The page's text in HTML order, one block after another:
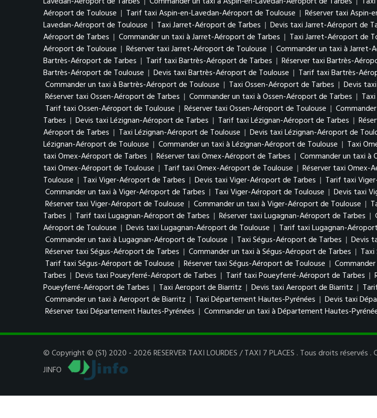
Aéroport de Toulouse | Tarif taxi Aspin-en-Lavedan-Aéroport de Toulouse | Réserver taxi Aspin-
Lavedan-Aéroport de Toulouse | Taxi Jarret-Aéroport de Tarbes | Devis taxi Jarret-Aéroport de
Aéroport de Tarbes | Commander un taxi à Jarret-Aéroport de Tarbes | Taxi Jarret-Aéroport de
Aéroport de Toulouse | Réserver taxi Jarret-Aéroport de Toulouse | Commander un taxi à Jarret-
Bartrès-Aéroport de Tarbes | Tarif taxi Bartrès-Aéroport de Tarbes | Réserver taxi Bartrès-
Bartrès-Aéroport de Toulouse | Devis taxi Bartrès-Aéroport de Toulouse | Tarif taxi Bartrès-
Commander un taxi à Bartrès-Aéroport de Toulouse | Taxi Ossen-Aéroport de Tarbes | Devis
Réserver taxi Ossen-Aéroport de Tarbes | Commander un taxi à Ossen-Aéroport de Tarbes |
Tarif taxi Ossen-Aéroport de Toulouse | Réserver taxi Ossen-Aéroport de Toulouse |
Tarbes | Devis taxi Lézignan-Aéroport de Tarbes | Tarif taxi Lézignan-Aéroport de Tarbes |
Aéroport de Tarbes | Taxi Lézignan-Aéroport de Toulouse | Devis taxi Lézignan-Aéroport de
Lézignan-Aéroport de Toulouse | Commander un taxi à Lézignan-Aéroport de Toulouse | Taxi
taxi Omex-Aéroport de Tarbes | Réserver taxi Omex-Aéroport de Tarbes | Commander un taxi à
taxi Omex-Aéroport de Toulouse | Tarif taxi Omex-Aéroport de Toulouse | Réserver taxi Omex-
Toulouse | Taxi Viger-Aéroport de Tarbes | Devis taxi Viger-Aéroport de Tarbes | Tarif taxi
Commander un taxi à Viger-Aéroport de Tarbes | Taxi Viger-Aéroport de Toulouse | Devis taxi
Réserver taxi Viger-Aéroport de Toulouse | Commander un taxi à Viger-Aéroport de Toulouse |
Tarbes | Tarif taxi Lugagnan-Aéroport de Tarbes | Réserver taxi Lugagnan-Aéroport de Tarbes |
Aéroport de Toulouse | Devis taxi Lugagnan-Aéroport de Toulouse | Tarif taxi Lugagnan-
Commander un taxi à Lugagnan-Aéroport de Toulouse | Taxi Ségus-Aéroport de Tarbes | Devis
Réserver taxi Ségus-Aéroport de Tarbes | Commander un taxi à Ségus-Aéroport de Tarbes |
Tarif taxi Ségus-Aéroport de Toulouse | Réserver taxi Ségus-Aéroport de Toulouse |
Tarbes | Devis taxi Poueyferré-Aéroport de Tarbes | Tarif taxi Poueyferré-Aéroport de Tarbes |
Poueyferré-Aéroport de Tarbes | Taxi Aeroport de Biarritz | Devis taxi Aeroport de Biarritz |
Commander un taxi à Aeroport de Biarritz | Taxi Département Hautes-Pyrénées | Devis taxi
Réserver taxi Département Hautes-Pyrénées | Commander un taxi à Département Hautes-
© Copyright © (S1) 2020 - 2026 RESERVER TAXI LOURDES / TAXI 7 PLACES . Tous droits réservés .
JINFO